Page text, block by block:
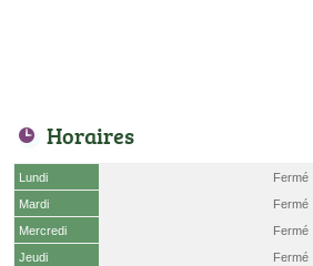
Horaires
Lundi
Fermé
Mardi
Fermé
Mercredi
Fermé
Jeudi
Fermé